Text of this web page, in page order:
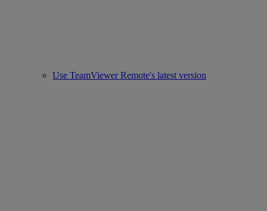
Use TeamViewer Remote's latest version